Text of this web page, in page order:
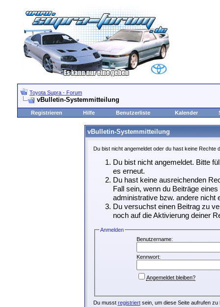
Toyota Supra - Forum
vBulletin-Systemmitteilung
Registrieren Hilfe Benutzerliste Kalender
vBulletin-Systemmitteilung
Du bist nicht angemeldet oder du hast keine Rechte
Du bist nicht angemeldet. Bitte
es erneut.
Du hast keine ausreichenden
Fall sein, wenn du Beiträge
administrative bzw. andere nicht
Du versuchst einen Beitrag zu
noch auf die Aktivierung deiner
Anmelden
Benutzername:
Kennwort:
Angemeldet bleiben?
Du musst registriertsein, um diese Seite aufrufen zu